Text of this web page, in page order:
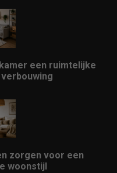
een ruimtelijke
zorgen voor een
woonstijl